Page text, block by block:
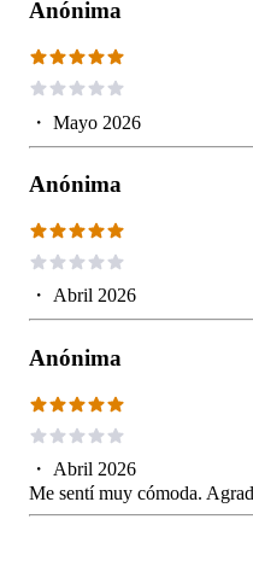
Anónima
・ Mayo 2026
Anónima
・ Abril 2026
Anónima
・ Abril 2026
Me sentí muy cómoda.